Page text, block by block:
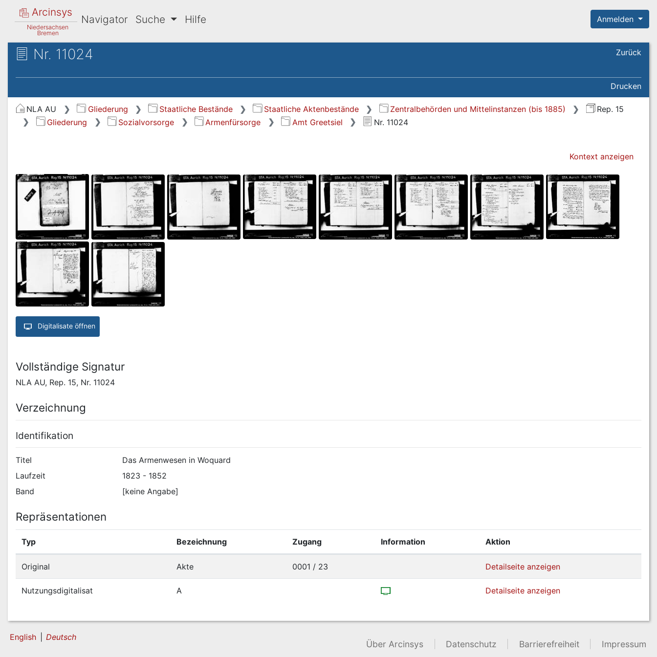
Arcinsys
Niedersachsen
Bremen
Navigator Suche Hilfe Anmelden
Nr. 11024 Zurück
Drucken
NLA AU Gliederung Staatliche Bestände Staatliche Aktenbestände Zentralbehörden und Mittelinstanzen (bis 1885)
Rep. 15
Gliederung
Sozialvorsorge Armenfürsorge Amt Greetsiel Nr. 11024
Kontext anzeigen
Digitalisate öffnen
Vollständige Signatur
NLA AU, Rep. 15, Nr. 11024
Verzeichnung
Identifikation
Titel
Das Armenwesen in Woquard
Laufzeit
1823 - 1852
Band
[keine Angabe]
Repräsentationen
Typ Bezeichnung Zugang Information Aktion
Original Akte 0001 / 23 Detailseite anzeigen
Nutzungsdigitalisat A Detailseite anzeigen
English Deutsch
Über Arcinsys Datenschutz Barrierefreiheit Impressum